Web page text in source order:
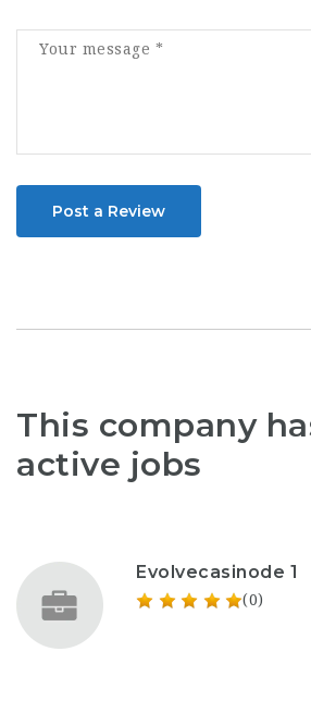
Post a Review
This company
active jobs
Evolvecasinode 1
(0)